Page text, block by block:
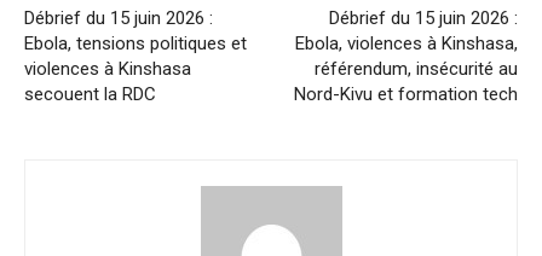
Débrief du 15 juin 2026 :
Ebola, tensions politiques et
violences à Kinshasa
secouent la RDC
Débrief du 15 juin 2026 :
Ebola, violences à Kinshasa,
référendum, insécurité au
Nord-Kivu et formation tech